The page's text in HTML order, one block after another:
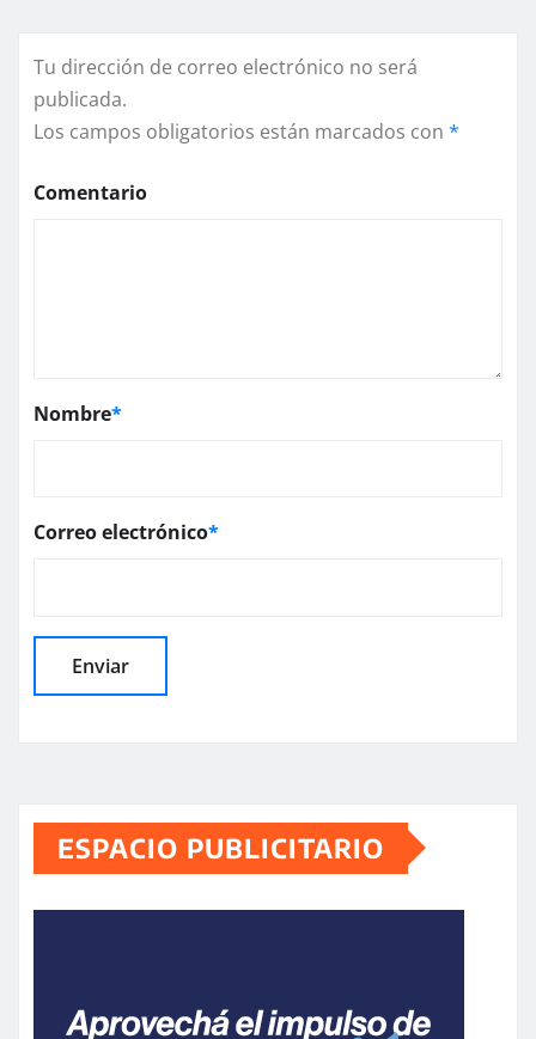
Tu dirección de correo electrónico no será
publicada.
Los campos obligatorios están marcados con *
Comentario
Nombre*
Correo electrónico*
ESPACIO PUBLICITARIO